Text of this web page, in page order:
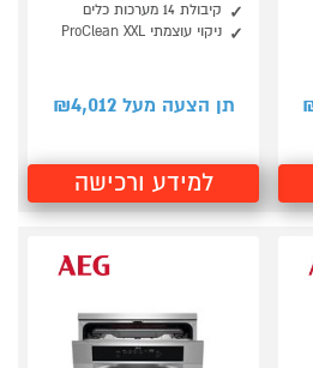
קיבולת 14 מערכות כלים
ניקוי עוצמתי ProClean XXL
תן הצעה מעל ₪ 4,012
למידע ורכישה